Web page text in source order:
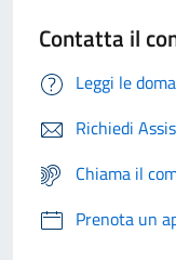
Contatta il
Leggi le
Richiedi
Chiama il
Prenota un